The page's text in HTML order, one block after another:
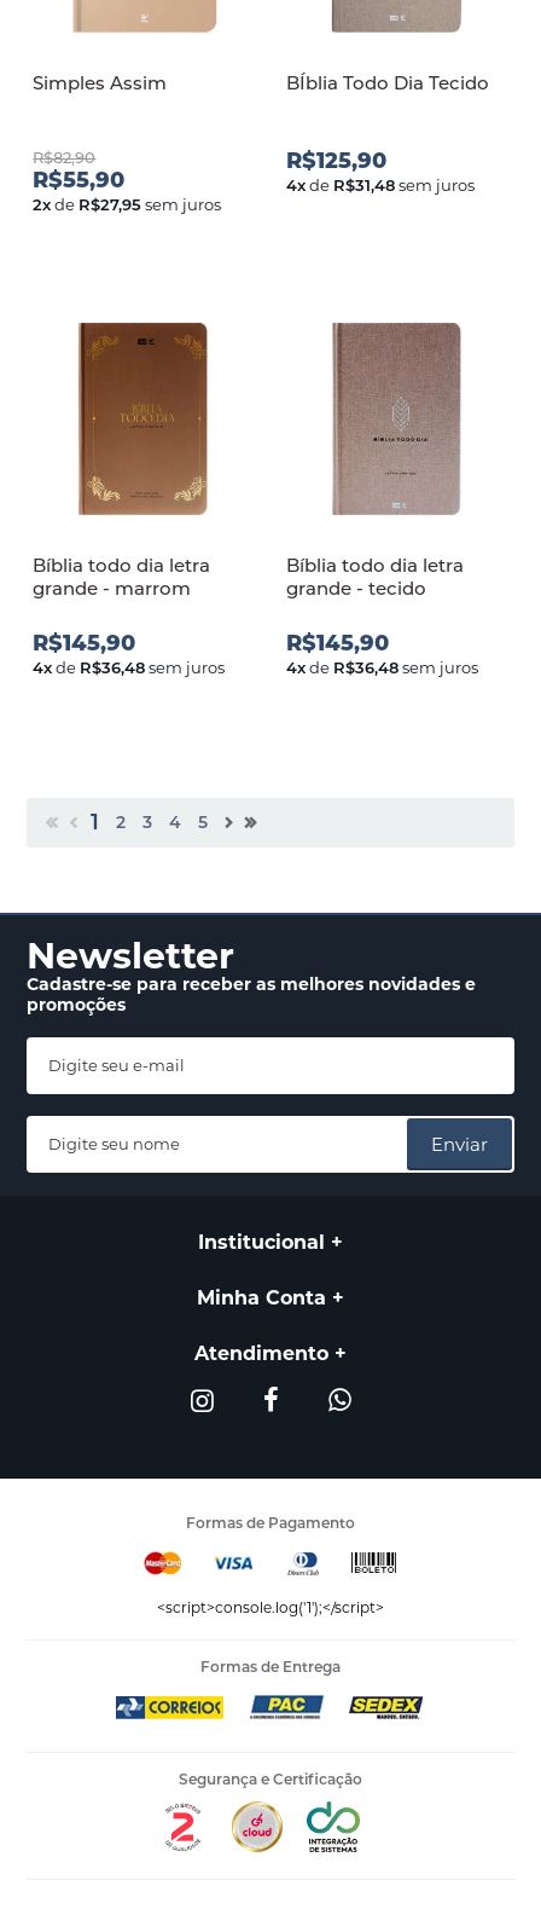
Simples Assim
R$82,90
R$55,90
2xde R$27,95sem juros
BÍblia Todo Dia Tecido
R$125,90
4xde R$31,48sem juros
Bíblia todo dia letra
grande - marrom
R$145,90
4xde R$36,48sem juros
Bíblia todo dia letra
grande - tecido
R$145,90
4xde R$36,48sem juros
1 2 3 4 5
Newsletter
Cadastre-se para receberas melhores novidadese
promoções
Enviar
Institucional
Minha Conta
Atendimento
Formas de Pagamento
<script>console.log('1');</script>
Formas de Entrega
Segurança e Certificação